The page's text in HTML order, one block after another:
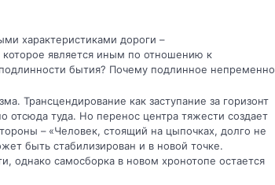
характеристиками дороги –
является иным по отношению к
бытия? Почему подлинное непременно
Трансцендирование как заступание за горизонт
отсюда туда. Но перенос центра тяжести создает
– «Человек, стоящий на цыпочках, долго не
быть стабилизирован и в новой точке.
однако само­сборка в новом хронотопе остается